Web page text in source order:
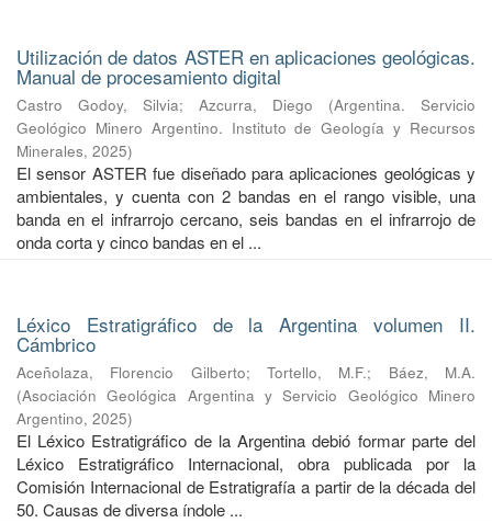
Utilización de datos ASTER en aplicaciones geológicas.
Manual de procesamiento digital
Castro Godoy, Silvia; Azcurra, Diego (Argentina. Servicio
Geológico Minero Argentino. Instituto de Geología y Recursos
Minerales, 2025)
El sensor ASTER fue diseñado para aplicaciones geológicas y
ambientales, y cuenta con 2 bandas en el rango visible, una
banda en el infrarrojo cercano, seis bandas en el infrarrojo de
onda corta y cinco bandas en el ...
Léxico Estratigráfico de la Argentina volumen II.
Cámbrico
Aceñolaza, Florencio Gilberto;Tortello, M.F.; Báez, M.A.
(Asociación Geológica Argentina y Servicio Geológico Minero
Argentino, 2025)
El Léxico Estratigráfico de la Argentina debió formar parte del
Léxico Estratigráfico Internacional, obra publicada por la
Comisión Internacional de Estratigrafía a partir de la década del
50. Causas de diversa índole ...